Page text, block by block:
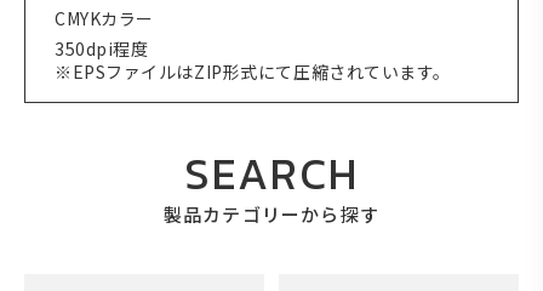
CMYKカラー
350dpi程度
※EPSファイルはZIP形式にて圧縮されています。
SEARCH
製品カテゴリーから探す